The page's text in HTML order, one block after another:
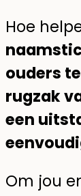
Hoe
ouders
rugzak
een
Om jou